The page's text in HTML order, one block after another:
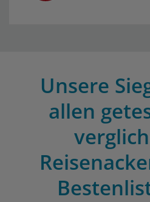
Unsere
allen